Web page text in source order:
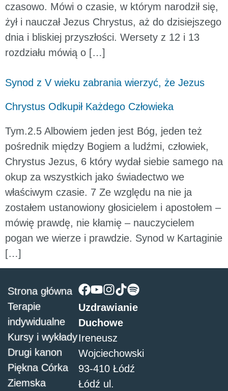
czasowo. Mówi o czasie, w którym narodził się,
żył i nauczał Jezus Chrystus, aż do dzisiejszego
dnia i bliskiej przyszłości. Wersety z 12 i 13
rozdziału mówią o […]
Synod z V wieku zabrania wierzyć, że Jezus
Chrystus Odkupił Każdego Człowieka
Tym.2.5 Albowiem jeden jest Bóg, jeden też
pośrednik między Bogiem a ludźmi, człowiek,
Chrystus Jezus, 6 który wydał siebie samego na
okup za wszystkich jako świadectwo we
właściwym czasie. 7 Ze względu na nie ja
zostałem ustanowiony głosicielem i apostołem –
mówię prawdę, nie kłamię – nauczycielem
pogan we wierze i prawdzie. Synod w Kartaginie
[…]
Uzdrawianie
Duchowe
Ireneusz
Wojciechowski
93-410 Łódź
Łódź ul.
Strona główna
Terapie
indywidualne
Kursy i wykłady
Drugi kanon
Piękna Córka
Ziemska